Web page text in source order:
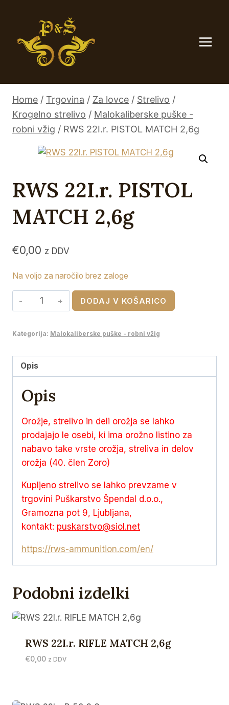
Home / Trgovina / Za lovce / Strelivo /
Krogelno strelivo / Malokaliberske puške -
robni vžig / RWS 22I.r. PISTOL MATCH 2,6g
RWS 22I.r. PISTOL
MATCH 2,6g
€0,00 z DDV
Na voljo za naročilo brez zaloge
RWS
22I.r.
MATCH
količina
DODAJ V KOŠARICO
Kategorija: Malokaliberske puške - robni vžig
Opis
Opis
Orožje, strelivo in deli orožja se lahko
prodajajo le osebi, ki ima orožno listino za
nabavo take vrste orožja, streliva in delov
orožja (40. člen Zoro)
Kupljeno strelivo se lahko prevzame v
trgovini Puškarstvo Špendal d.o.o.,
Gramozna pot 9, Ljubljana,
kontakt: puskarstvo@siol.net
https://rws-ammunition.com/en/
Podobni izdelki
RWS 22I.r. RIFLE MATCH 2,6g
€0,00 z DDV